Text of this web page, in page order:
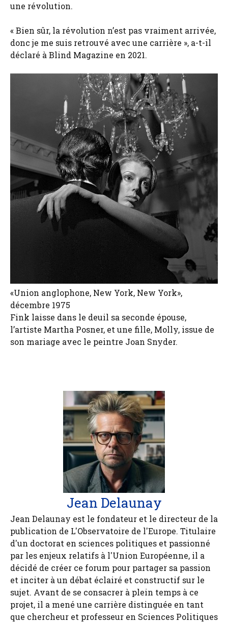
une révolution.
« Bien sûr, la révolution n’est pas vraiment arrivée,
donc je me suis retrouvé avec une carrière », a-t-il
déclaré à Blind Magazine en 2021.
«Union anglophone, New York, New York»,
décembre 1975
Fink laisse dans le deuil sa seconde épouse,
l’artiste Martha Posner, et une fille, Molly, issue de
son mariage avec le peintre Joan Snyder.
Jean Delaunay
Jean Delaunay est le fondateur et le directeur de la
publication de L'Observatoire de l'Europe. Titulaire
d'un doctorat en sciences politiques et passionné
par les enjeux relatifs à l'Union Européenne, il a
décidé de créer ce forum pour partager sa passion
et inciter à un débat éclairé et constructif sur le
sujet. Avant de se consacrer à plein temps à ce
projet, il a mené une carrière distinguée en tant
que chercheur et professeur en Sciences Politiques